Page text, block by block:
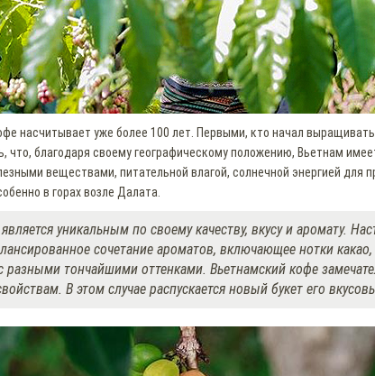
насчитывает уже более 100 лет. Первыми, кто начал
что, благодаря своему географическому положению, Вьетнам
веществами, питательной влагой, солнечной энергией для
в горах возле Далата.
является уникальным по своему качеству, вкусу и аромату.
сочетание ароматов, включающее нотки какао,
разными тончайшими оттенками. Вьетнамский кофе
В этом случае распускается новый букет его